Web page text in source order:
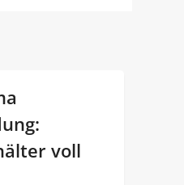
voll